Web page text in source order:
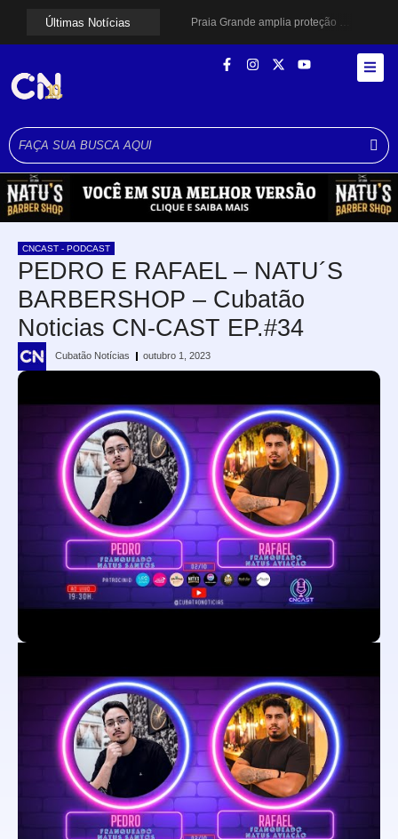
Últimas Notícias
Praia Grande amplia proteção a mulheres vítimas de violência e registra dezenas de prisões
Curso de Agentes Ambientais abre inscrições para formar multiplicadores de boas práticas em Cubatão
Santos avança com proposta para municipalizar manutenção das calçadas
Guarujá cria força-tarefa para enfrentar crise no abastecimento de água
CNCAST - PODCAST
PEDRO E RAFAEL – NATU´S
BARBERSHOP – Cubatão
Noticias CN-CAST EP.#34
Cubatão Notícias outubro 1, 2023